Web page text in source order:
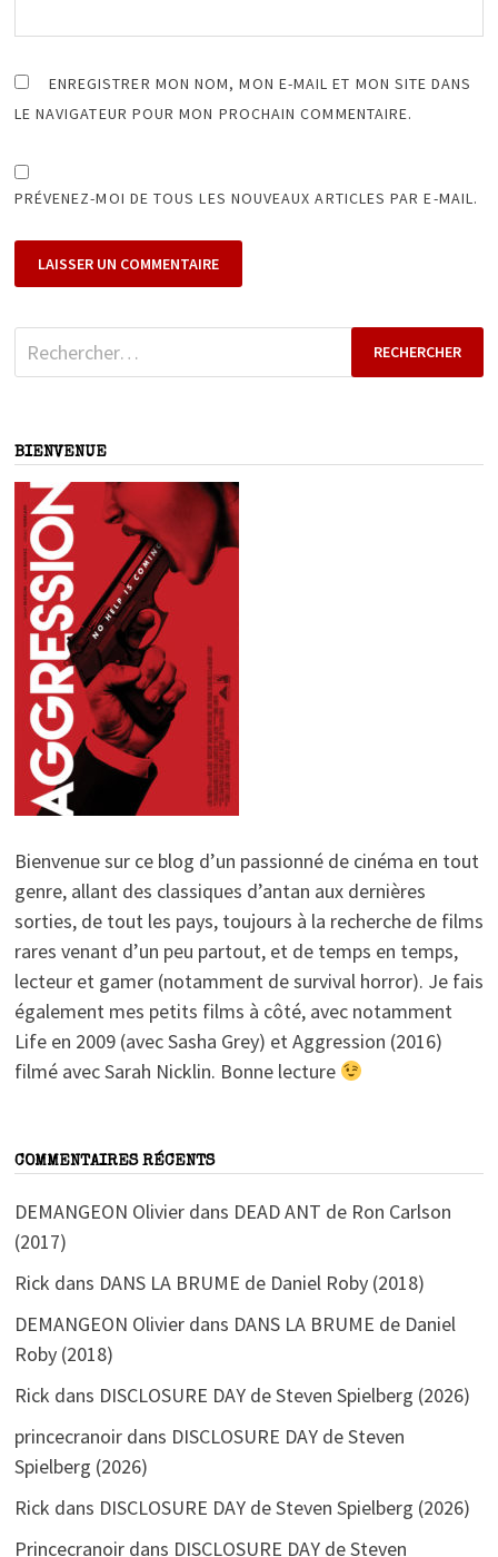
ENREGISTRER MON NOM, MON E-MAIL ET MON SITE DANS
LE NAVIGATEUR POUR MON PROCHAIN COMMENTAIRE.
PRÉVENEZ-MOI DE TOUS LES NOUVEAUX ARTICLES PAR E-MAIL.
Rechercher :
BIENVENUE
Bienvenue sur ce blog d’un passionné de cinéma en tout
genre, allant des classiques d’antan aux dernières
sorties, de tout les pays, toujours à la recherche de films
rares venant d’un peu partout, et de temps en temps,
lecteur et gamer (notamment de survival horror). Je fais
également mes petits films à côté, avec notamment
Life en 2009 (avec Sasha Grey) et Aggression (2016)
filmé avec Sarah Nicklin. Bonne lecture
COMMENTAIRES RÉCENTS
DEMANGEON Olivierdans DEAD ANT de Ron Carlson
(2017)
Rick dans DANS LA BRUME de Daniel Roby (2018)
DEMANGEON Olivierdans DANS LA BRUME de Daniel
Roby (2018)
Rick dans DISCLOSURE DAY de Steven Spielberg (2026)
princecranoirdans DISCLOSURE DAY de Steven
Spielberg (2026)
Rick dans DISCLOSURE DAY de Steven Spielberg (2026)
Princecranoirdans DISCLOSURE DAY de Steven